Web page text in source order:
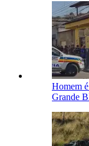
Homem
Grande